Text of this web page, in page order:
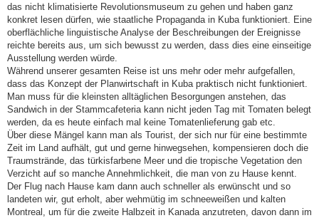
das nicht klimatisierte Revolutionsmuseum zu gehen und haben ganz
konkret lesen dürfen, wie staatliche Propaganda in Kuba funktioniert. Eine
oberflächliche linguistische Analyse der Beschreibungen der Ereignisse
reichte bereits aus, um sich bewusst zu werden, dass dies eine einseitige
Ausstellung werden würde.
Während unserer gesamten Reise ist uns mehr oder mehr aufgefallen,
dass das Konzept der Planwirtschaft in Kuba praktisch nicht funktioniert.
Man muss für die kleinsten alltäglichen Besorgungen anstehen, das
Sandwich in der Stammcafeteria kann nicht jeden Tag mit Tomaten belegt
werden, da es heute einfach mal keine Tomatenlieferung gab etc.
Über diese Mängel kann man als Tourist, der sich nur für eine bestimmte
Zeit im Land aufhält, gut und gerne hinwegsehen, kompensieren doch die
Traumstrände, das türkisfarbene Meer und die tropische Vegetation den
Verzicht auf so manche Annehmlichkeit, die man von zu Hause kennt.
Der Flug nach Hause kam dann auch schneller als erwünscht und so
landeten wir, gut erholt, aber wehmütig im schneeweißen und kalten
Montreal, um für die zweite Halbzeit in Kanada anzutreten, davon dann im